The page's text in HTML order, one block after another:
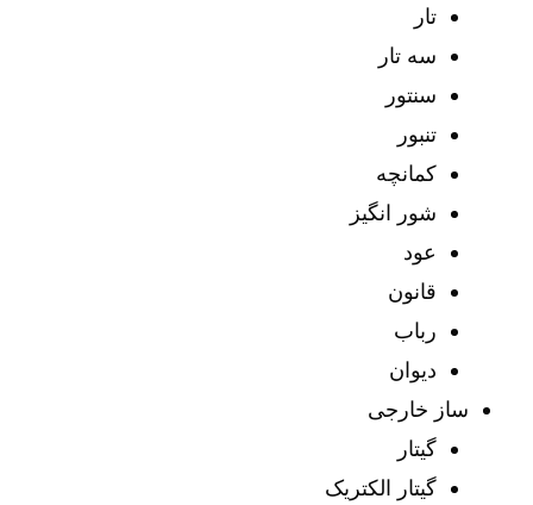
تار
سه تار
سنتور
تنبور
کمانچه
شور انگیز
عود
قانون
رباب
دیوان
ساز خارجی
گیتار
گیتار الکتریک